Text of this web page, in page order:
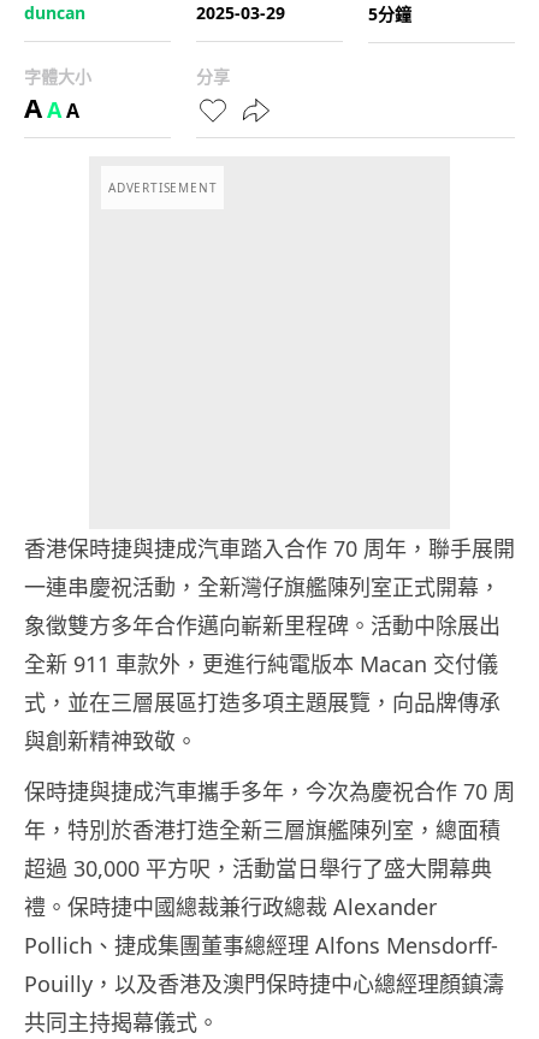
duncan
2025-03-29
5分鐘
字體大小
AAA
分享
ADVERTISEMENT
香港保時捷與捷成汽車踏入合作 70 周年，聯手展開
一連串慶祝活動，全新灣仔旗艦陳列室正式開幕，
象徵雙方多年合作邁向嶄新里程碑。活動中除展出
全新 911 車款外，更進行純電版本 Macan 交付儀
式，並在三層展區打造多項主題展覽，向品牌傳承
與創新精神致敬。
保時捷與捷成汽車攜手多年，今次為慶祝合作 70 周
年，特別於香港打造全新三層旗艦陳列室，總面積
超過 30,000 平方呎，活動當日舉行了盛大開幕典
禮。保時捷中國總裁兼行政總裁 Alexander
Pollich、捷成集團董事總經理 Alfons Mensdorff-
Pouilly，以及香港及澳門保時捷中心總經理顏鎮濤
共同主持揭幕儀式。